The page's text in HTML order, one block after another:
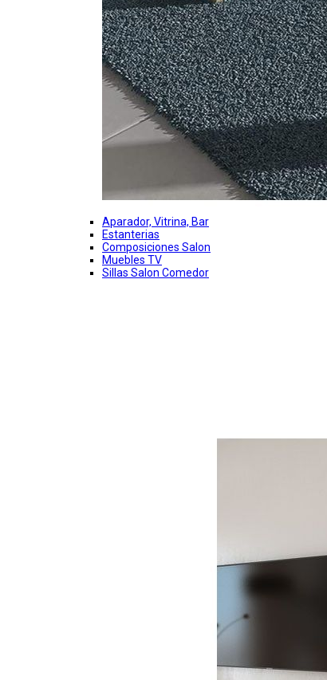
Aparador, Vitrina, Bar
Estanterias
Composiciones Salon
Muebles TV
Sillas Salon Comedor